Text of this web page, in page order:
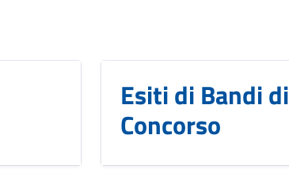
Esiti di Bandi di
Concorso